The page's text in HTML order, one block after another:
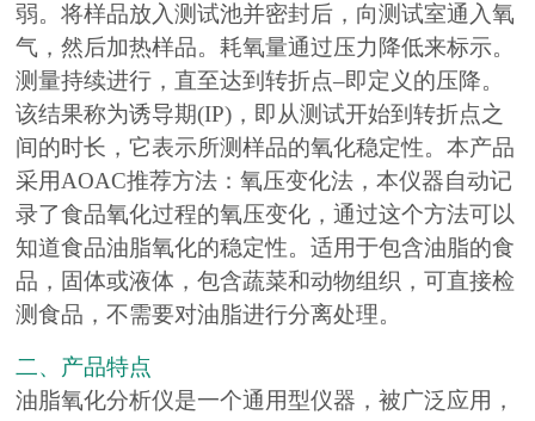
弱。将样品放入测试池并密封后，向测试室通入氧
气，然后加热样品。耗氧量通过压力降低来标示。
测量持续进行，直至达到转折点–即定义的压降。
该结果称为诱导期(IP)，即从测试开始到转折点之
间的时长，它表示所测样品的氧化稳定性。本产品
采用AOAC推荐方法：氧压变化法，本仪器自动记
录了食品氧化过程的氧压变化，通过这个方法可以
知道食品油脂氧化的稳定性。适用于包含油脂的食
品，固体或液体，包含蔬菜和动物组织，可直接检
测食品，不需要对油脂进行分离处理。
二、产品特点
油脂氧化分析仪是一个通用型仪器，被广泛应用，